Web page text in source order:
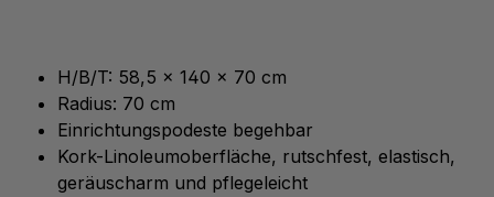
H/B/T: 58,5 x 140 x 70 cm
Radius: 70 cm
Einrichtungspodeste begehbar
Kork-Linoleumoberfläche, rutschfest, elastisch,
geräuscharm und pflegeleicht